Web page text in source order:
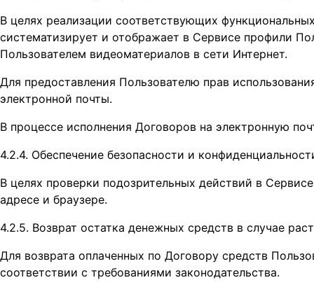
В целях реализации соответствующих
систематизирует и отображает в Сервисе профили
Пользователем видеоматериалов в сети Интернет.
Для предоставления Пользователю прав
электронной почты.
В процессе исполнения Договоров на электронную
4.2.4. Обеспечение безопасности и
В целях проверки подозрительных действий в
адресе и браузере.
4.2.5. Возврат остатка денежных средств в случае
Для возврата оплаченных по Договору средств
соответствии с требованиями законодательства.